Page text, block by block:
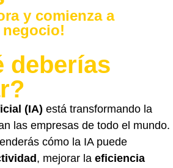
y comienza a
deberías
(IA) está transformando la
las empresas de todo el mundo.
cómo la IA puede
, mejorar la eficiencia